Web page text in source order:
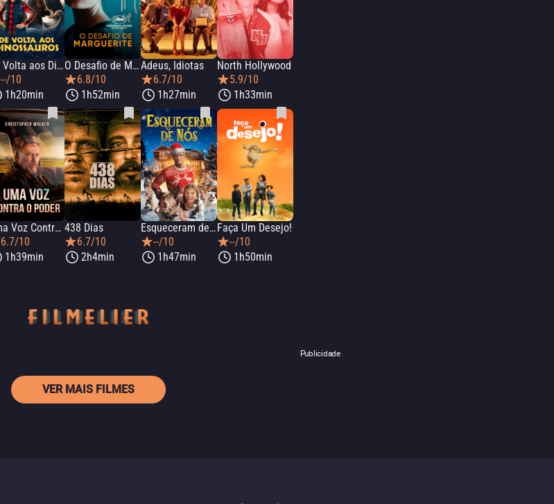
De Volta aos Dinossauros
--/10
1h20min
O Desafio de Marguerite
6.8/10
1h52min
Adeus, Idiotas
6.7/10
1h27min
North Hollywood
5.9/10
1h33min
Uma Voz Contra o Poder
6.7/10
1h39min
438 Dias
6.7/10
2h4min
Esqueceram de Nós
--/10
1h47min
Faça Um Desejo!
--/10
1h50min
Publicidade
VER MAIS FILMES